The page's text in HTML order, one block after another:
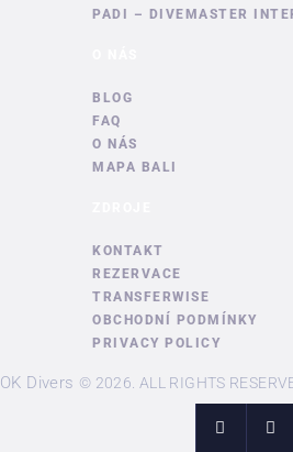
PADI – DIVEMASTER
BLOG
FAQ
O NÁS
MAPA BALI
KONTAKT
REZERVACE
TRANSFERWISE
OBCHODNÍ PODMÍNKY
PRIVACY POLICY
OK Divers © 2026. ALL RIGHTS